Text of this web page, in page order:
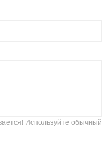
Используйте обычный